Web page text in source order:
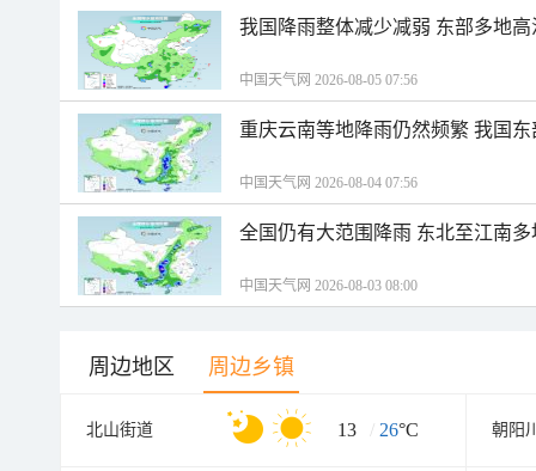
我国降雨整体减少减弱 东部多地
中国天气网 2026-08-05 07:56
重庆云南等地降雨仍然频繁 我国
中国天气网 2026-08-04 07:56
全国仍有大范围降雨 东北至江南
中国天气网 2026-08-03 08:00
周边地区 周边乡镇
北山街道 13 / 26°C 朝阳